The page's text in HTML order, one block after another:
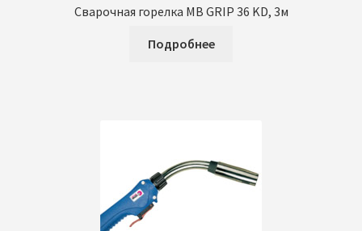
Сварочная горелка MB GRIP 36 KD, 3м
Подробнее